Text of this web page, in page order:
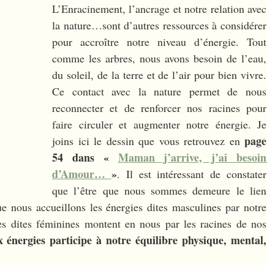
L’Enracinement, l’ancrage et notre relation avec
la nature…sont d’autres ressources à considérer
pour accroître notre niveau d’énergie. Tout
comme les arbres, nous avons besoin de l’eau,
du soleil, de la terre et de l’air pour bien vivre.
Ce contact avec la nature permet de nous
reconnecter et de renforcer nos racines pour
faire circuler et augmenter notre énergie. Je
joins ici le dessin que vous retrouvez en page
54 dans « Maman j’arrive, j’ai besoin
d’Amour… ». Il est intéressant de constater
que l’être que nous sommes demeure le lien
accueillons les énergies dites masculines par notre
dites féminines montent en nous par les racines de nos
participe à notre équilibre physique, mental,